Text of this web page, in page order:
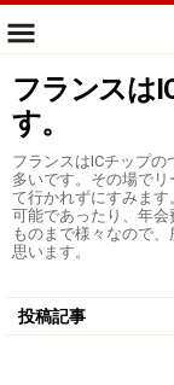
フランスは
す。
フランスはICチップ
多いです。その場で
て行かれずにすみま
可能であったり、年
ものまで様々なので
思います。
投稿記事